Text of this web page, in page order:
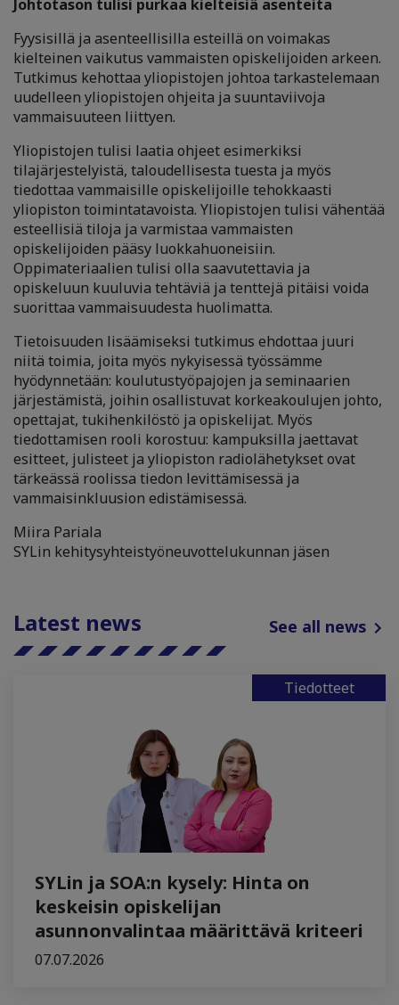
Johtotason tulisi purkaa kielteisiä asenteita
Fyysisillä ja asenteellisilla esteillä on voimakas
kielteinen vaikutus vammaisten opiskelijoiden arkeen.
Tutkimus kehottaa yliopistojen johtoa tarkastelemaan
uudelleen yliopistojen ohjeita ja suuntaviivoja
vammaisuuteen liittyen.
Yliopistojen tulisi laatia ohjeet esimerkiksi
tilajärjestelyistä, taloudellisesta tuesta ja myös
tiedottaa vammaisille opiskelijoille tehokkaasti
yliopiston toimintatavoista. Yliopistojen tulisi vähentää
esteellisiä tiloja ja varmistaa vammaisten
opiskelijoiden pääsy luokkahuoneisiin.
Oppimateriaalien tulisi olla saavutettavia ja
opiskeluun kuuluvia tehtäviä ja tenttejä pitäisi voida
suorittaa vammaisuudesta huolimatta.
Tietoisuuden lisäämiseksi tutkimus ehdottaa juuri
niitä toimia, joita myös nykyisessä työssämme
hyödynnetään: koulutustyöpajojen ja seminaarien
järjestämistä, joihin osallistuvat korkeakoulujen johto,
opettajat, tukihenkilöstö ja opiskelijat. Myös
tiedottamisen rooli korostuu: kampuksilla jaettavat
esitteet, julisteet ja yliopiston radiolähetykset ovat
tärkeässä roolissa tiedon levittämisessä ja
vammaisinkluusion edistämisessä.
Miira Pariala
SYLin kehitysyhteistyöneuvottelukunnan jäsen
Latest news See all news
Tiedotteet
SYLin ja SOA:n kysely: Hinta on
keskeisin opiskelijan
asunnonvalintaa määrittävä kriteeri
07.07.2026